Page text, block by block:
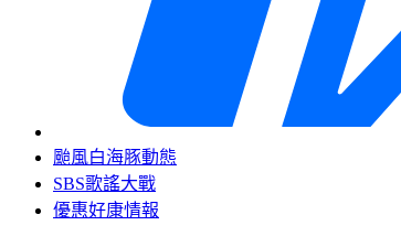
颱風白海豚動態
SBS歌謠大戰
優惠好康情報